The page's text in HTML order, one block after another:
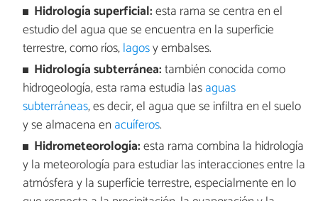
Hidrología superficial:esta rama se centra en el
estudio del agua que se encuentra en la superficie
terrestre, como ríos,lagosy embalses.
Hidrología subterránea:también conocida como
hidrogeología, esta rama estudia lasaguas
subterráneas, es decir, el agua que se infiltra en el suelo
y se almacena en acuíferos.
Hidrometeorología:esta rama combina la hidrología
y la meteorología para estudiar las interacciones entre la
atmósfera y la superficie terrestre, especialmente en lo